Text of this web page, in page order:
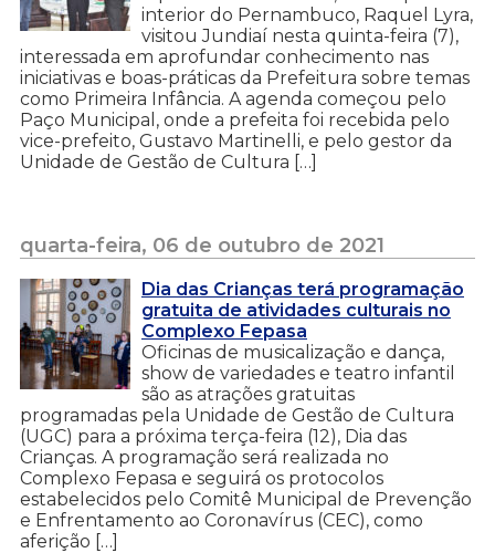
interior do Pernambuco, Raquel Lyra,
visitou Jundiaí nesta quinta-feira (7),
interessada em aprofundar conhecimento nas
iniciativas e boas-práticas da Prefeitura sobre temas
como Primeira Infância. A agenda começou pelo
Paço Municipal, onde a prefeita foi recebida pelo
vice-prefeito, Gustavo Martinelli, e pelo gestor da
Unidade de Gestão de Cultura […]
quarta-feira, 06 de outubro de 2021
Dia das Crianças terá programação
gratuita de atividades culturais no
Complexo Fepasa
Oficinas de musicalização e dança,
show de variedades e teatro infantil
são as atrações gratuitas
programadas pela Unidade de Gestão de Cultura
(UGC) para a próxima terça-feira (12), Dia das
Crianças. A programação será realizada no
Complexo Fepasa e seguirá os protocolos
estabelecidos pelo Comitê Municipal de Prevenção
e Enfrentamento ao Coronavírus (CEC), como
aferição […]